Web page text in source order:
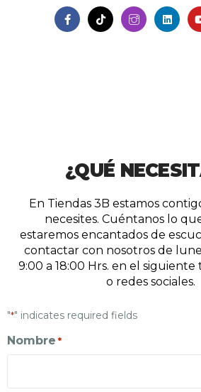
¿QUÉ
En Tiendas 3B estamos
necesites. Cuéntanos lo
estaremos encantados de
contactar con nosotros de
9:00 a 18:00 Hrs. en el siguiente
o redes sociales.
"*" indicates required fields
Nombre *